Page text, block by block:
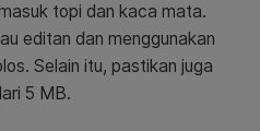
topi dan kaca mata.
editan dan menggunakan
Selain itu, pastikan juga
5 MB.